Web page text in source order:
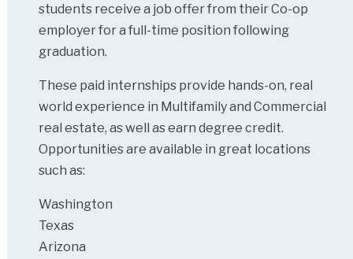
students receive a job offer from their Co-op
employer for a full-time position following
graduation.
These paid internships provide hands-on, real
world experience in Multifamily and Commercial
real estate, as well as earn degree credit.
Opportunities are available in great locations
such as:
Washington
Texas
Arizona